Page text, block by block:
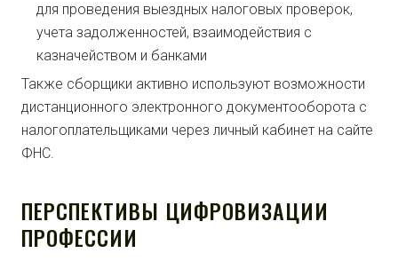
для проведения выездных налоговых проверок,
учета задолженностей, взаимодействия с
казначейством и банками
Также сборщики активно используют возможности
дистанционного электронного документооборота с
налогоплательщиками через личный кабинет на сайте
ФНС.
ПЕРСПЕКТИВЫ ЦИФРОВИЗАЦИИ
ПРОФЕССИИ